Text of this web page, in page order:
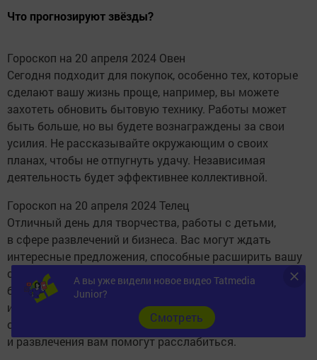
Что прогнозируют звёзды?
Гороскоп на 20 апреля 2024 Овен
Сегодня подходит для покупок, особенно тех, которые
сделают вашу жизнь проще, например, вы можете
захотеть обновить бытовую технику. Работы может
быть больше, но вы будете вознаграждены за свои
усилия. Не рассказывайте окружающим о своих
планах, чтобы не отпугнуть удачу. Независимая
деятельность будет эффективнее коллективной.
Гороскоп на 20 апреля 2024 Телец
Отличный день для творчества, работы с детьми,
в сфере развлечений и бизнеса. Вас могут ждать
интересные предложения, способные расширить вашу
сферу деятельности и увеличить заработок. Это
благоприятный день для встреч с друзьями
и единомышленниками. Не отказывайтесь
от посещения общественных мест, отдых
и развлечения вам помогут расслабиться.
А вы уже видели новое видео Tatmedia
Junior?
Cмотреть